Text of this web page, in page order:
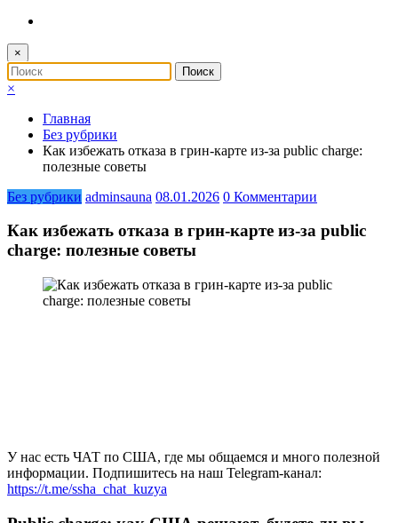
×
×
Главная
Без рубрики
Как избежать отказа в грин-карте из-за public charge:
полезные советы
Без рубрики adminsauna 08.01.2026 0 Комментарии
Как избежать отказа в грин-карте из-за public
charge: полезные советы
У нас есть ЧАТ по США, где мы общаемся и много полезной
информации. Подпишитесь на наш Telegram-канал:
https://t.me/ssha_chat_kuzya